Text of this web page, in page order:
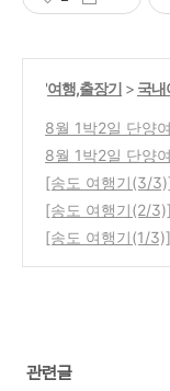
'여행,출장기 > 국내
8월 1박2일 단양
Danyang [3:
8월 1박2일 단양
Danyang [2:
[송도 여행기(3/
[송도 여행기(2/
험 / 인천항크루
[송도 여행기(1/
관련글